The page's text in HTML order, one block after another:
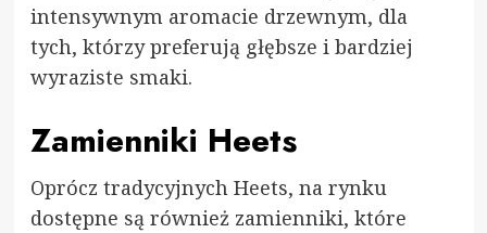
intensywnym aromacie drzewnym, dla
tych, którzy preferują głębsze i bardziej
wyraziste smaki.
Zamienniki Heets
Oprócz tradycyjnych Heets, na rynku
dostępne są również zamienniki, które